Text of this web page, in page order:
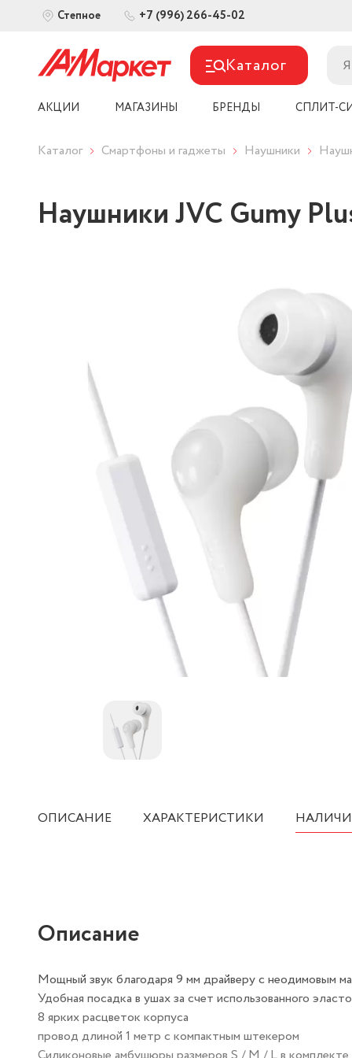
Степное +7 (996) 266-45-02
Каталог
АКЦИИ МАГАЗИНЫ БРЕНДЫ СПЛИТ-
Каталог Смартфоны и гаджеты Наушники
Наушники JVC Gumy
ОПИСАНИЕ ХАРАКТЕРИСТИКИ
Описание
Мощный звук благодаря 9 мм драйверу с неодимовым
Удобная посадка в ушах за счет использованного
8 ярких расцветок корпуса
провод длиной 1 метр с компактным штекером